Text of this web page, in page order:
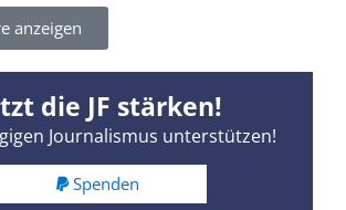
anzeigen
die JF stärken!
Journalismus unterstützen!
Spenden